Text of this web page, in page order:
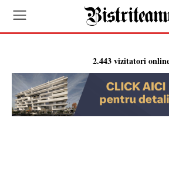
2.443 vizitatori